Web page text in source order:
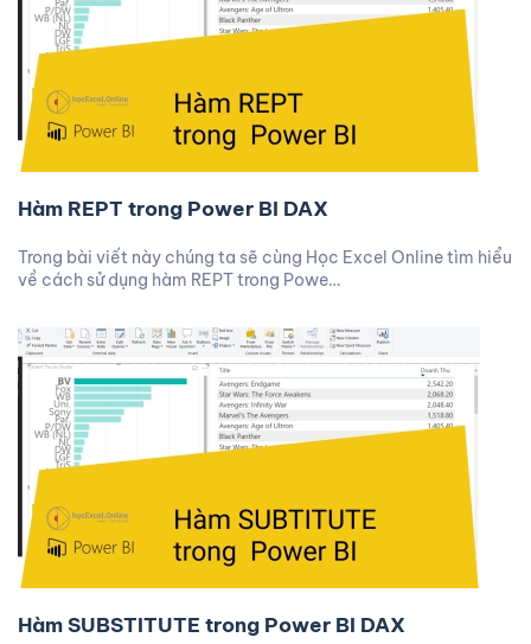
Hàm REPT trong Power BI DAX
Trong bài viết này chúng ta sẽ cùng Học Excel Online tìm hiểu
về cách sử dụng hàm REPT trong Powe…
Hàm SUBSTITUTE trong Power BI DAX